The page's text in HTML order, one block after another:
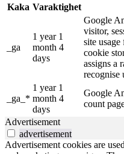
Kaka Varaktighet
_ga
1 year 1
month 4
days
Google
visitor,
site
cookie
assigns a
recognise
_ga_*
1 year 1
month 4
days
Google
count
Advertisement
advertisement
Advertisement cookies are